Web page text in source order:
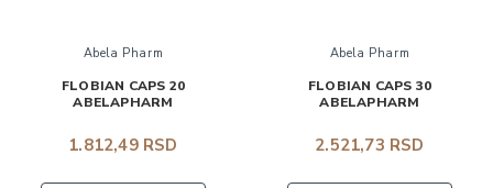
Abela Pharm
FLOBIAN CAPS 20
ABELAPHARM
1.812,49 RSD
Abela Pharm
FLOBIAN CAPS 30
ABELAPHARM
2.521,73 RSD